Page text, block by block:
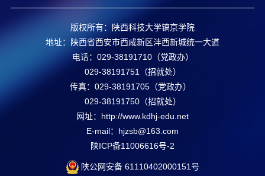
版权所有：陕西科技大学镐京学院
地址：陕西省西安市西咸新区沣西新城统一大道
电话：029-38191710（党政办）
029-38191751（招就处）
传真：029-38191705（党政办）
029-38191750（招就处）
网址：http://www.kdhj-edu.net
E-mail：hjzsb@163.com
陕ICP备11006616号-2
陕公网安备61110402000151号